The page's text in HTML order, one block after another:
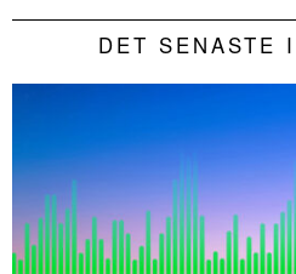
DET SENASTE